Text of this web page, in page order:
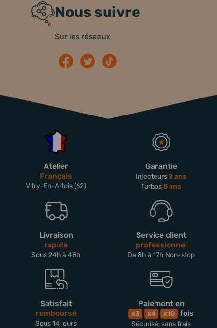
Nous suivre
Sur les réseaux
Atelier
Français
Vitry-En-Artois (62)
Garantie
Injecteurs2 ans
Turbos5 ans
Livraison
rapide
Sous 24h à 48h
Service client
professionnel
De 8h à 17h Non-stop
Satisfait
remboursé
Sous 14 jours
Paiement en
x3 x4 x10 fois
Sécurisé, sans frais